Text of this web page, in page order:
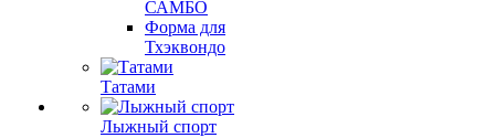
САМБО
Форма для
Тхэквондо
Татами
Лыжный спорт